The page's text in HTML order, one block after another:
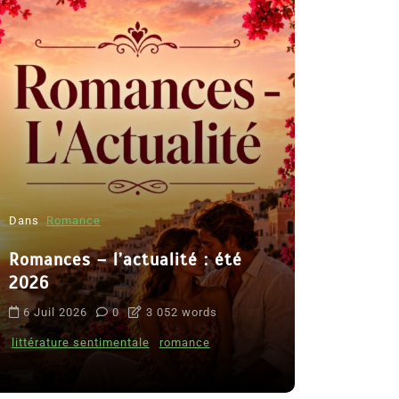
Dans Romance
Romances – l’actualité : été
2026
6 Juil 2026 0 3 052 words
littérature sentimentale romance